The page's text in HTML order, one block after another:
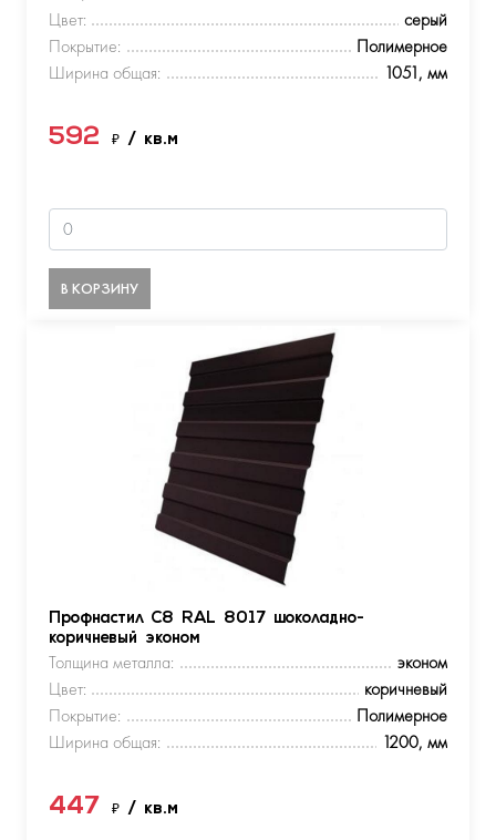
Цвет:
серый
Покрытие:
Полимерное
Ширина общая:
1051, мм
592 ₽ / кв.м
В КОРЗИНУ
Профнастил С8 RAL 8017 шоколадно-
коричневый эконом
Толщина металла:
эконом
Цвет:
коричневый
Покрытие:
Полимерное
Ширина общая:
1200, мм
447 ₽ / кв.м